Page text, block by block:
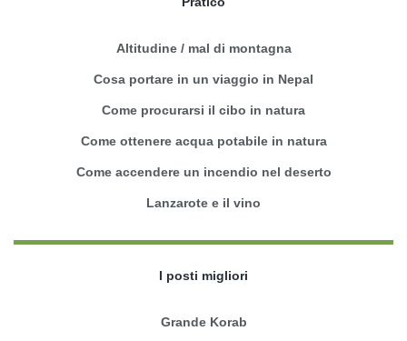
Altitudine / mal di montagna
Cosa portare in un viaggio in Nepal
Come procurarsi il cibo in natura
Come ottenere acqua potabile in natura
Come accendere un incendio nel deserto
Lanzarote e il vino
I posti migliori
Grande Korab